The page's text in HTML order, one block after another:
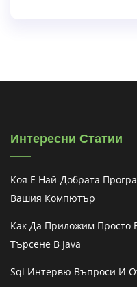
Интересни Статии
Коя Е Най-Добрата
Вашия Компютър
Как Да Приложим Просто
Търсене В Java
Sql Интервю Въпроси И